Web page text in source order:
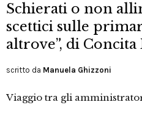
Schierati o non
scettici sulle
altrove”, di
scritto da Manuela Ghizzoni
Viaggio tra gli